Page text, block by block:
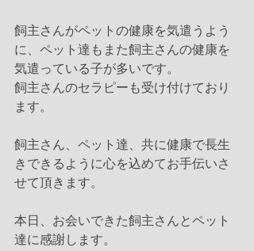
飼主さんがペットの健康を気遣うよう
に、ペット達もまた飼主さんの健康を
気遣っている子が多いです。
飼主さんのセラピーも受け付けており
ます。
飼主さん、ペット達、共に健康で長生
きできるように心を込めてお手伝いさ
せて頂きます。
本日、お会いできた飼主さんとペット
達に感謝します。